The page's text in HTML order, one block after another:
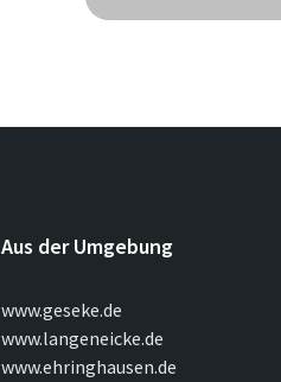
Aus der Umgebung
www.geseke.de
www.langeneicke.de
www.ehringhausen.de